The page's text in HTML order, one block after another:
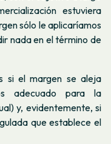
estuviera
sólo le aplicaríamos
nada en el término de
si el margen se aleja
adecuado para la
y, evidentemente, si
que establece el